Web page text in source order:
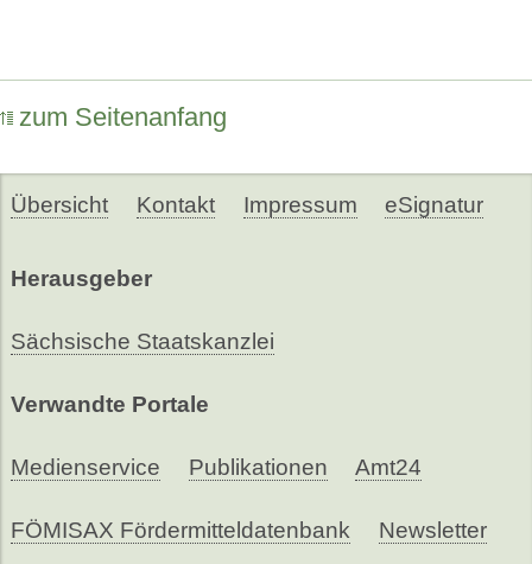
zum Seitenanfang
Übersicht Kontakt Impressum eSignatur
Herausgeber
Sächsische Staatskanzlei
Verwandte Portale
Medienservice Publikationen Amt24
FÖMISAX Fördermitteldatenbank Newsletter